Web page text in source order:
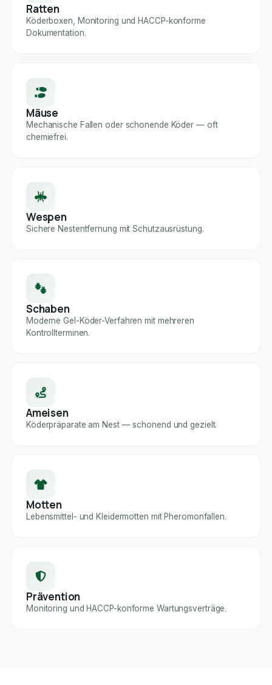
Ratten
Köderboxen, Monitoring und HACCP-konforme
Dokumentation.
Mäuse
Mechanische Fallen oder schonende Köder — oft
chemiefrei.
Wespen
Sichere Nestentfernung mit Schutzausrüstung.
Schaben
Moderne Gel-Köder-Verfahren mit mehreren
Kontrollterminen.
Ameisen
Köderpräparate am Nest — schonend und gezielt.
Motten
Lebensmittel- und Kleidermotten mit Pheromonfallen.
Prävention
Monitoring und HACCP-konforme Wartungsverträge.